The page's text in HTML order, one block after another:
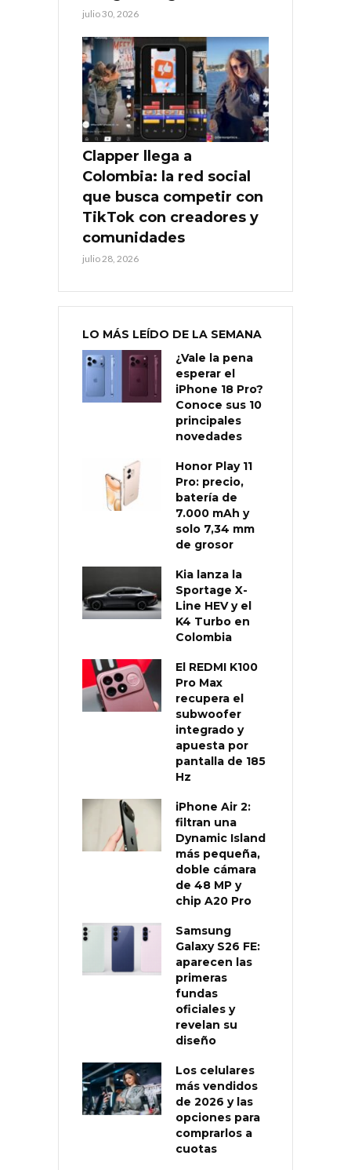
julio 30, 2026
Clapper llega a
Colombia: la red social
que busca competir con
TikTok con creadores y
comunidades
julio 28, 2026
LO MÁS LEÍDO DE LA SEMANA
¿Vale la pena
esperar el
iPhone 18 Pro?
Conoce sus 10
principales
novedades
Honor Play 11
Pro: precio,
batería de
7.000 mAh y
solo 7,34 mm
de grosor
Kia lanza la
Sportage X-
Line HEV y el
K4 Turbo en
Colombia
El REDMI K100
Pro Max
recupera el
subwoofer
integrado y
apuesta por
pantalla de 185
Hz
iPhone Air 2:
filtran una
Dynamic Island
más pequeña,
doble cámara
de 48 MP y
chip A20 Pro
Samsung
Galaxy S26 FE:
aparecen las
primeras
fundas
oficiales y
revelan su
diseño
Los celulares
más vendidos
de 2026 y las
opciones para
comprarlos a
cuotas